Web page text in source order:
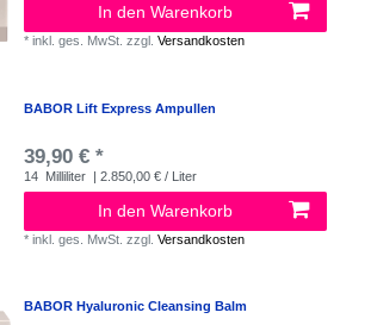
In den Warenkorb
*inkl. ges. MwSt. zzgl.Versandkosten
BABOR Lift Express Ampullen
39,90 € *
14 Milliliter | 2.850,00 € / Liter
In den Warenkorb
*inkl. ges. MwSt. zzgl.Versandkosten
BABOR Hyaluronic Cleansing Balm